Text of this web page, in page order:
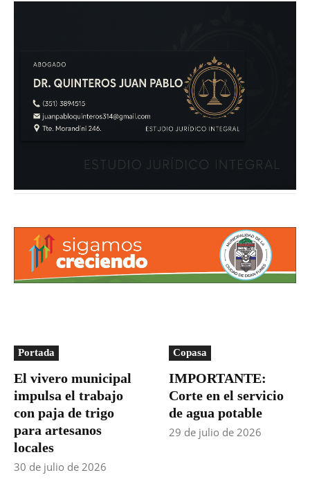
Portada
El vivero municipal
impulsa el trabajo
con paja de trigo
para artesanos
locales
30 de julio de 2026
Copasa
IMPORTANTE:
Corte en el servicio
de agua potable
29 de julio de 2026